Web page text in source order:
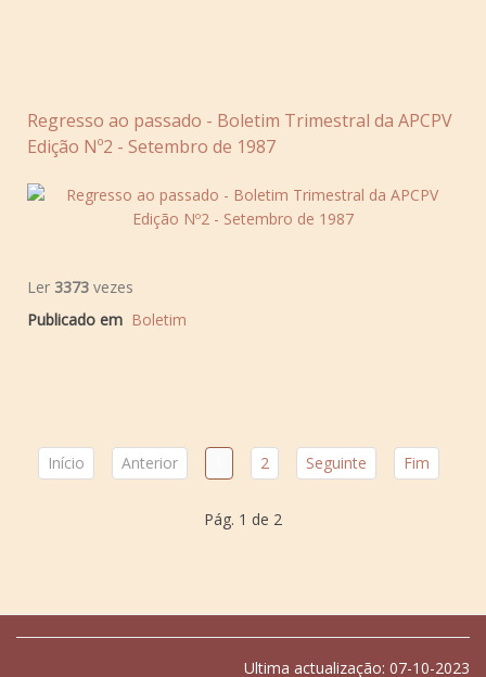
Regresso ao passado - Boletim Trimestral da APCPV
Edição Nº2 - Setembro de 1987
Ler 3373 vezes
Publicado em Boletim
Início Anterior 2 Seguinte Fim
Pág. 1 de 2
Ultima actualização: 07-10-2023